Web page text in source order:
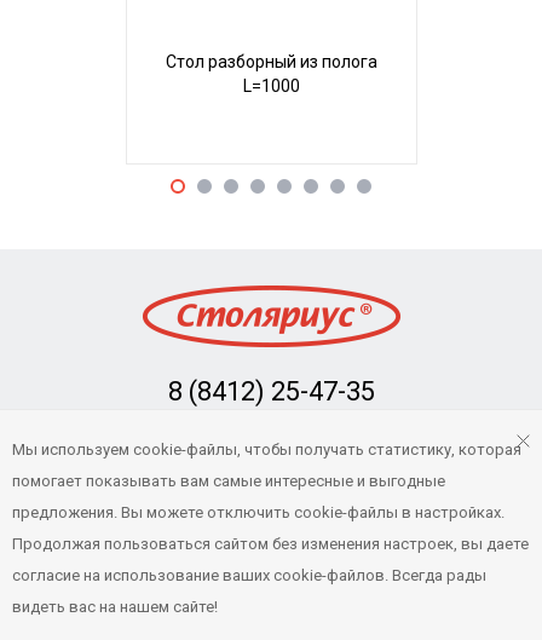
Стол разборный из полога
L=1000
8 (8412) 25-47-35
info@stolarius.ru
Пензе и Пензенской области
Техническая поддержка —njsoft.dev
Мы используем cookie-файлы, чтобы получать статистику, которая
помогает показывать вам самые интересные и выгодные
предложения. Вы можете отключить cookie-файлы в настройках.
Продолжая пользоваться сайтом без изменения настроек, вы даете
согласие на использование ваших cookie-файлов. Всегда рады
видеть вас на нашем сайте!